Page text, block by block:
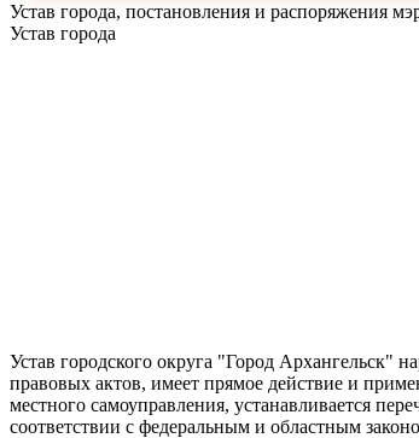
Устав города, постановления и распоряжения
Устав города
Устав городского округа "Город
правовых актов, имеет прямое действие и
местного самоуправления, устанавливается
соответствии с федеральным и областным